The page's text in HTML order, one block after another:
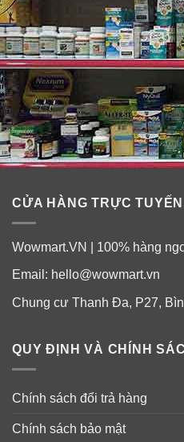
Lợi ích của việc điện
khoáng:
✓Cải thiện hiệu quả làm việc
✓Tối ưu hóa các chuyến đi
Giảm các dấu hiệu lão hóa
Thành phần bột điện
CỬA HÀNG TRỰC TUYẾN
Wowmart.VN | 100% hàng
Email: hello@wowmart.vn
Chung cư Thanh Đa, P27,
QUY ĐỊNH VÀ CHÍNH
Chính sách đổi trả hàng
Chính sách bảo mật